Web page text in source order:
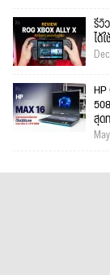
รีวิ
ได้
สุด